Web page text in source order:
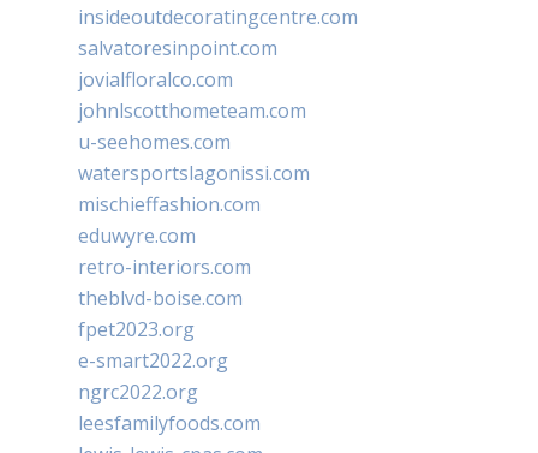
insideoutdecoratingcentre.com
salvatoresinpoint.com
jovialfloralco.com
johnlscotthometeam.com
u-seehomes.com
watersportslagonissi.com
mischieffashion.com
eduwyre.com
retro-interiors.com
theblvd-boise.com
fpet2023.org
e-smart2022.org
ngrc2022.org
leesfamilyfoods.com